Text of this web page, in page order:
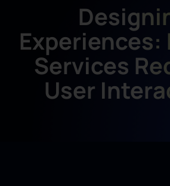
Experiences:
Services
User